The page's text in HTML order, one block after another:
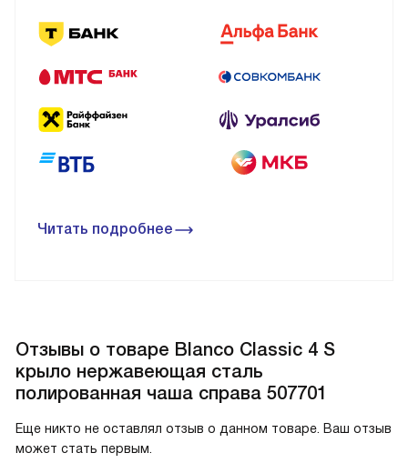
Читать подробнее
Отзывы о товаре Blanco Classic 4 S
крыло нержавеющая сталь
полированная чаша справа 507701
Еще никто не оставлял отзыв о данном товаре. Ваш отзыв
может стать первым.